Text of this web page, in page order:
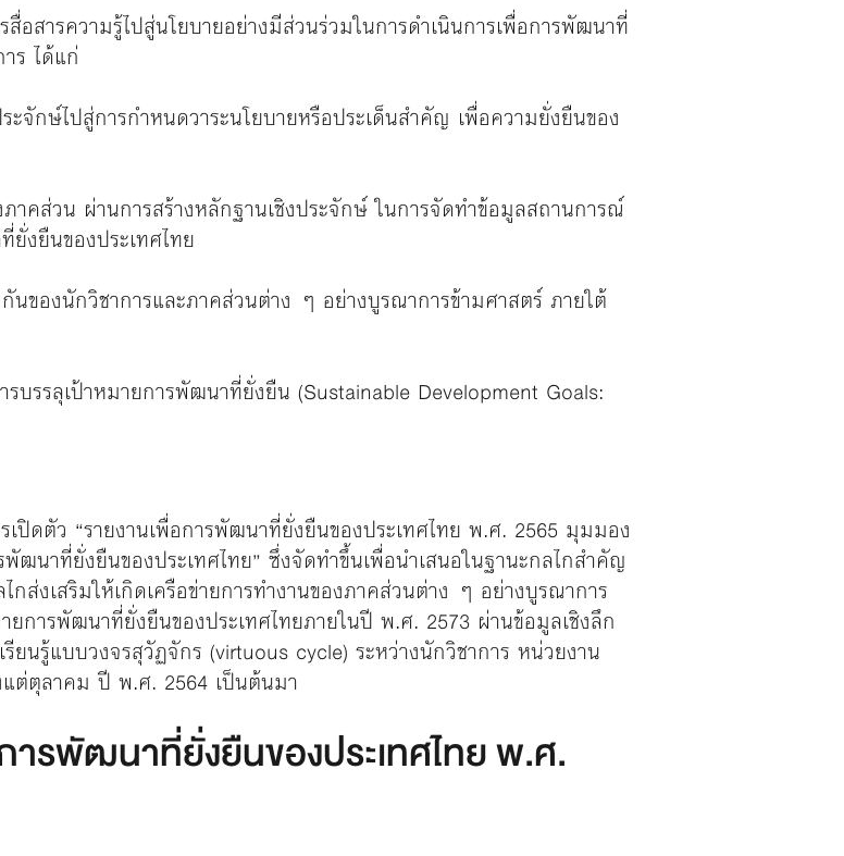
อสารความรู้ไปสู่นโยบายอย่างมีส่วนร่วมในการดําเนินการเพื่อการพัฒนาที่
ร ได้แก่
ะจักษ์ไปสู่การกําหนดวาระนโยบายหรือประเด็นสำคัญ เพื่อความยั่งยืนของ
ภาคส่วน ผ่านการสร้างหลักฐานเชิงประจักษ์ ในการจัดทําข้อมูลสถานการณ์
ยั่งยืนของประเทศไทย
กันของนักวิชาการและภาคส่วนต่าง ๆ อย่างบูรณาการข้ามศาสตร์ ภายใต้
รบรรลุเป้าหมายการพัฒนาที่ยั่งยืน (Sustainable Development Goals:
ปิดตัว “รายงานเพื่อการพัฒนาที่ยั่งยืนของประเทศไทย พ.ศ. 2565 มุมมอง
ฒนาที่ยั่งยืนของประเทศไทย” ซึ่งจัดทำขึ้นเพื่อนำเสนอในฐานะกลไกสำคัญ
ส่งเสริมให้เกิดเครือข่ายการทำงานของภาคส่วนต่าง ๆ อย่างบูรณาการ
ยการพัฒนาที่ยั่งยืนของประเทศไทยภายในปี พ.ศ. 2573 ผ่านข้อมูลเชิงลึก
ยนรู้แบบวงจรสุวัฏจักร (virtuous cycle) ระหว่างนักวิชาการ หน่วยงาน
ต่ตุลาคม ปี พ.ศ. 2564 เป็นต้นมา
ารพัฒนาที่ยั่งยืนของประเทศไทย พ.ศ.